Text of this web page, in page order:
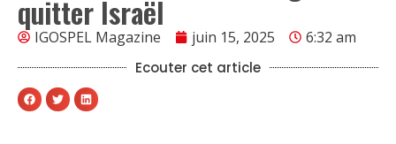
quitter Israël
IGOSPEL Magazine juin 15, 2025 6:32 am
Ecouter cet article